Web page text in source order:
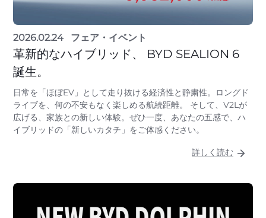
2026.02.24 フェア・イベント
革新的なハイブリッド、 BYD SEALION 6
誕生。
日常を「ほぼEV」として走り抜ける経済性と静粛性。ロングド
ライブを、何の不安もなく楽しめる航続距離。 そして、V2Lが
広げる、家族との新しい体験。ぜひ一度、あなたの五感で、ハ
イブリッドの「新しいカタチ」をご体感ください。
詳しく読む